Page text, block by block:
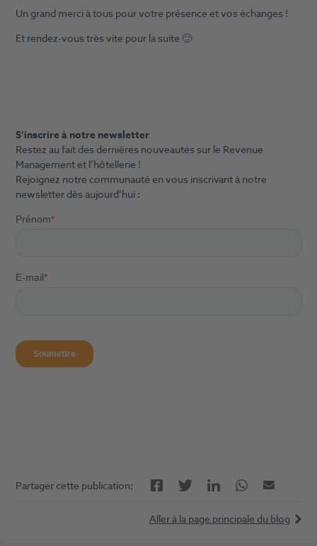
Un grand merci à tous pour votre présence et vos échanges !
Et rendez-vous très vite pour la suite 🙂
S’inscrire à notre newsletter
Restez au fait des dernières nouveautés sur le Revenue
Management et l’hôtellerie !
Rejoignez notre communauté en vous inscrivant à notre
newsletter dès aujourd’hui :
Partager cette publication: FacebookTwitterLinkedInTwitterE-mail
Aller à la page principale du blog